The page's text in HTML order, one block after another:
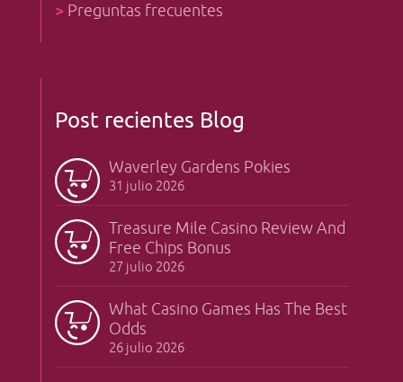
> Preguntas frecuentes
Post recientes Blog
Waverley Gardens Pokies
31 julio 2026
Treasure Mile Casino Review And
Free Chips Bonus
27 julio 2026
What Casino Games Has The Best
Odds
26 julio 2026